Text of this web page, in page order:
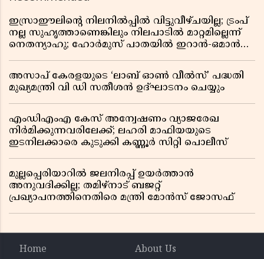
ഇസ്രാഈലിന്റെ നിലനിൽപ്പിൽ വിട്ടുവീഴ്ചയില്ല; ട്രംപ്
നല്ല സുഹൃത്താണെങ്കിലും നിലപാടിൽ മാറ്റമില്ലെന്ന്
നെതന്യാഹു; ഹോർമുസ് പാതയിൽ ഇറാൻ-ഒമാൻ
അസാപ് കേരളയുടെ ‘ലാബ് ഓൺ വീൽസ്’ പദ്ധതി
മുഖ്യമന്ത്രി വി ഡി സതീശൻ ഉദ്ഘാടനം ചെയ്യും
എംഡിഎംഎ കേസ് അന്വേഷണം വ്യാജരേഖ
നിർമിക്കുന്നവരിലേക്ക്; ലഹരി മാഫിയയുടെ
ഇടനിലക്കാരെ കുടുക്കി കണ്ണൂർ സിറ്റി പൊലീസ്
മുല്ലപ്പെരിയാറിൽ ജലനിരപ്പ് ഉയർത്താൻ
അനുവദിക്കില്ല; തമിഴ്നാട് ബജറ്റ്
പ്രഖ്യാപനത്തിനെതിരെ മന്ത്രി മോൻസ് ജോസഫ്
Home
About Us